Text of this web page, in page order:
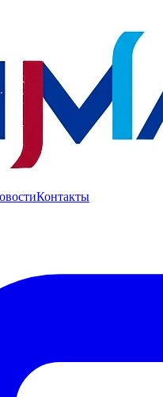
Контакты